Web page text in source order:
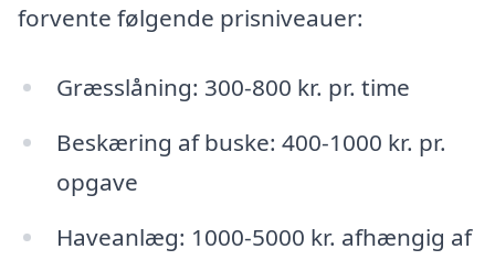
forvente følgende prisniveauer:
Græsslåning: 300-800 kr. pr. time
Beskæring af buske: 400-1000 kr. pr.
opgave
Haveanlæg: 1000-5000 kr. afhængig af